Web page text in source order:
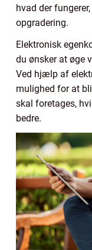
hvad der
opgradering.
Elektronisk
du ønsker at øge
Ved hjælp af
mulighed for at
skal foretages,
bedre.